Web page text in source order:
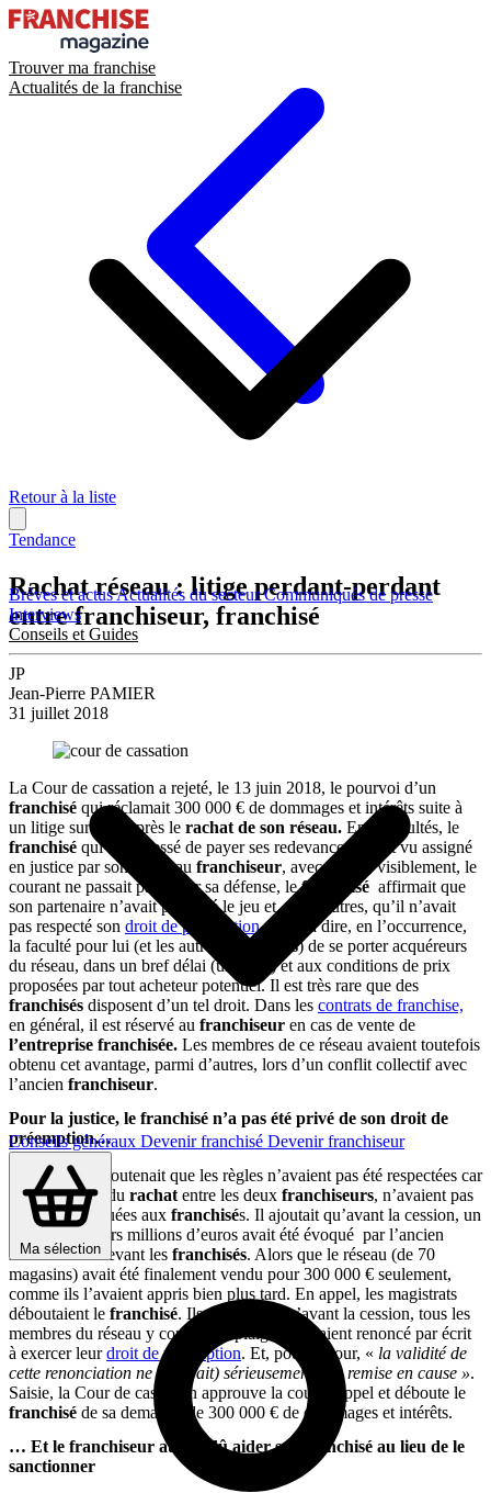
Trouver ma franchise
Actualités de la franchise
Brèves et actusActualités du secteurCommuniqués de presse
Interviews
Conseils et Guides
Conseils généraux Devenir franchisé Devenir franchiseur
Ma sélection
Retour à la liste
Tendance
Rachat réseau : litige perdant-perdant
entre franchiseur, franchisé
JP
Jean-Pierre PAMIER
31 juillet 2018
La Cour de cassation a rejeté, le 13 juin 2018, le pourvoi d’un
franchisé qui réclamait 300 000 € de dommages et intérêts suite à
un litige survenu après le rachat de son réseau. En difficultés, le
franchisé qui avait cessé de payer ses redevances s’était vu assigné
en justice par son nouveau franchiseur, avec lequel, visiblement, le
courant ne passait pas. Pour sa défense, lefranchisé affirmait que
son partenaire n’avait pas joué le jeu et, entre autres, qu’il n’avait
pas respecté son droit de préemption. C’est à dire, en l’occurrence,
la faculté pour lui (et les autres
franchisés) de se porter acquéreurs
du réseau, dans un bref délai (un mois) et aux conditions de prix
proposées par tout acheteur potentiel. Il est très rare que des
franchisés disposent d’un tel droit. Dans les contrats de franchise,
en général, il est réservé au franchiseur en cas de vente de
l’entreprise franchisée. Les membres de ce réseau avaient toutefois
obtenu cet avantage, parmi d’autres, lors d’un conflit collectif avec
l’ancien franchiseur.
Pour la justice, le franchisé n’a pas été privé de son droit de
préemption…
franchisé
soutenait que les règles n’avaient pas été respectées car
les conditions du rachat entre les deux franchiseurs, n’avaient pas
été communiquées aux franchisés. Il ajoutait qu’avant la cession, un
prix de plusieurs millions d’euros avait été évoqué par l’ancien
franchiseurdevant les franchisés. Alors que le réseau (de 70
magasins) avait été finalement vendu pour 300 000 € seulement,
comme ils l’avaient appris bien plus tard. En appel, les magistrats
déboutaient le franchisé. Ils retenaient qu’avant la cession, tous les
membres du réseau y compris le plaignant avaient renoncé par écrit
à exercer leurdroit de préemption. Et, pour la cour, « la validité de
cette renonciation ne (pouvait) sérieusement être remise en cause ».
Saisie, la Cour de cassation approuve la cour d’appel et déboute le
franchisé de sa demande de 300 000 € de dommages et intérêts.
… Et le franchiseur aurait dû aider son franchisé au lieu de le
sanctionner